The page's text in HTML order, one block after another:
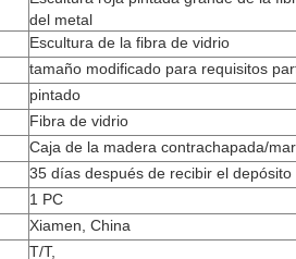
del metal
Escultura de la fibra de vidrio
tamaño modificado para requisitos
pintado
Fibra de vidrio
Caja de la madera contrachapada/
35 días después de recibir el depósito
1 PC
Xiamen, China
T/T,